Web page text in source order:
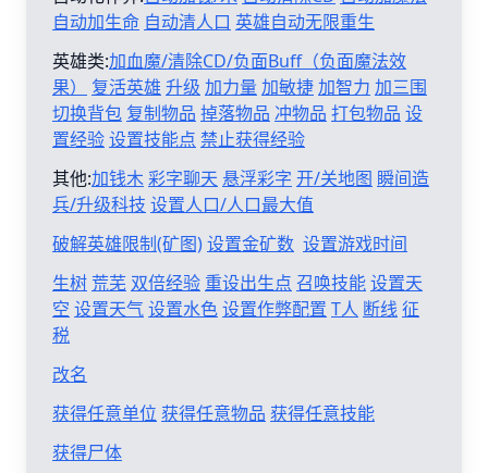
自动加生命 自动清人口 英雄自动无限重生
英雄类:加血魔/清除CD/负面Buff（负面魔法效
果）
复活英雄 升级 加力量 加敏捷加智力 加三围
切换背包 复制物品 掉落物品 冲物品 打包物品 设
置经验设置技能点 禁止获得经验
其他:加钱木彩字聊天 悬浮彩字 开/关地图 瞬间造
兵/升级科技 设置人口/人口最大值
破解英雄限制(矿图)设置金矿数 设置游戏时间
生树 荒芜 双倍经验 重设出生点 召唤技能设置天
空 设置天气设置水色设置作弊配置 T人 断线征
税
改名
获得任意单位 获得任意物品 获得任意技能
获得尸体